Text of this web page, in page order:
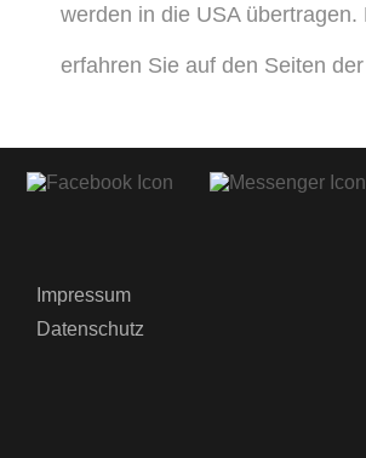
werden in die USA übertragen.
erfahren Sie auf den Seiten
Impressum
Datenschutz